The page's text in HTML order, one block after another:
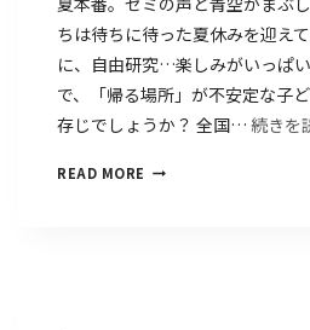
ちは待ちに待った夏休みを迎え
に、自由研究…楽しみがいっぱ
で、「帰る場所」が不安定な子
存じでしょうか？ 全国… 続きを
READ MORE